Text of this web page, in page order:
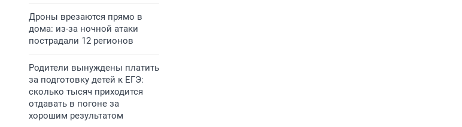
Дроны врезаются прямо в
дома: из-за ночной атаки
пострадали 12 регионов
Родители вынуждены платить
за подготовку детей к ЕГЭ:
сколько тысяч приходится
отдавать в погоне за
хорошим результатом